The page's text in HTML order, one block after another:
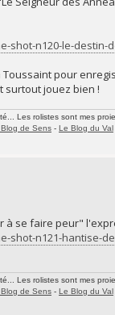
shot-n120-le-destin-
pour
surtout jouez bien !
Les rolistes sont mes
de Sens - Le Blog du Val
à se faire peur"
shot-n121-hantise-
Les rolistes sont mes
de Sens - Le Blog du Val